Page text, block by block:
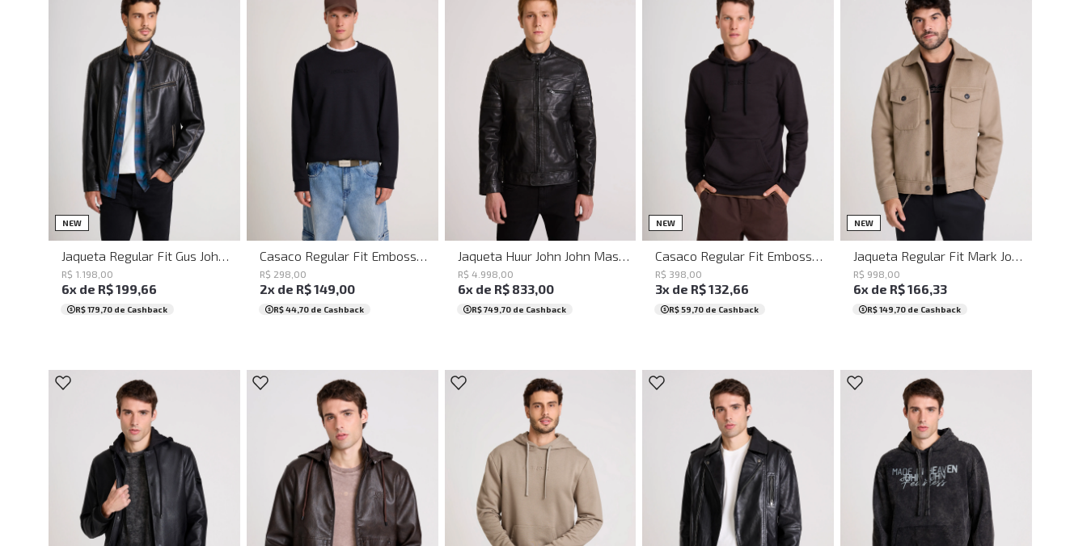
NEW PP M
R$ 1 198 00
6x de R$199,66
R$ 179,70 de Cashback
P G GG XGG
R$ 298 00
2x de R$149,00
R$ 44,70de Cashback
PP M GG
R$ 4 998 00
6x de R$ 833,00
R$ 749,70de Cashback
NEWPP P G XGG
R$ 398 00
3x de R$132,66
R$ 59,70 de Cashback
NEW PP GG
R$ 998 00
6x de R$166,33
R$ 149,70 de Cashback